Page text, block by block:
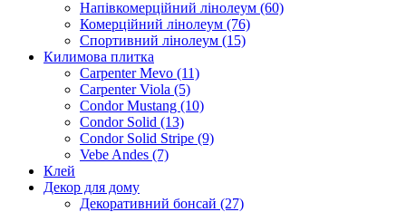
Напівкомерційний лінолеум (60)
Комерційний лінолеум (76)
Спортивний лінолеум (15)
Килимова плитка
Carpenter Mevo (11)
Carpenter Viola (5)
Condor Mustang (10)
Condor Solid (13)
Condor Solid Stripe (9)
Vebe Andes (7)
Клей
Декор для дому
Декоративний бонсай (27)